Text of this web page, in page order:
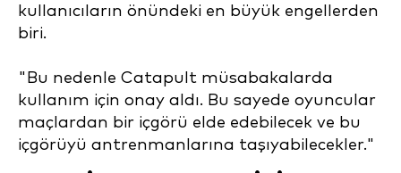
kullanıcıların önündeki en büyük engellerden
biri.
"Bu nedenle Catapult müsabakalarda
kullanım için onay aldı. Bu sayede oyuncular
maçlardan bir içgörü elde edebilecek ve bu
içgörüyü antrenmanlarına taşıyabilecekler."